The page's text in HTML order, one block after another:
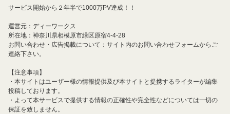
サービス開始から２年半で1000万PV達成！！
運営元：ディーワークス
所在地：神奈川県相模原市緑区原宿4-4-28
お問い合わせ・広告掲載について：サイト内のお問い合わせフォームからご
連絡下さい。
【注意事項】
・本サイトはユーザー様の情報提供及び本サイトと提携するライターが編集
投稿しております。
・よって本サービスで提供する情報の正確性や完全性などについては一切の
保証を致しません。